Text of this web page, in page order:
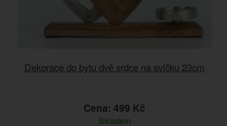
Dekorace do bytu dvě srdce na svíčku 23cm
Cena: 499 Kč
Skladem